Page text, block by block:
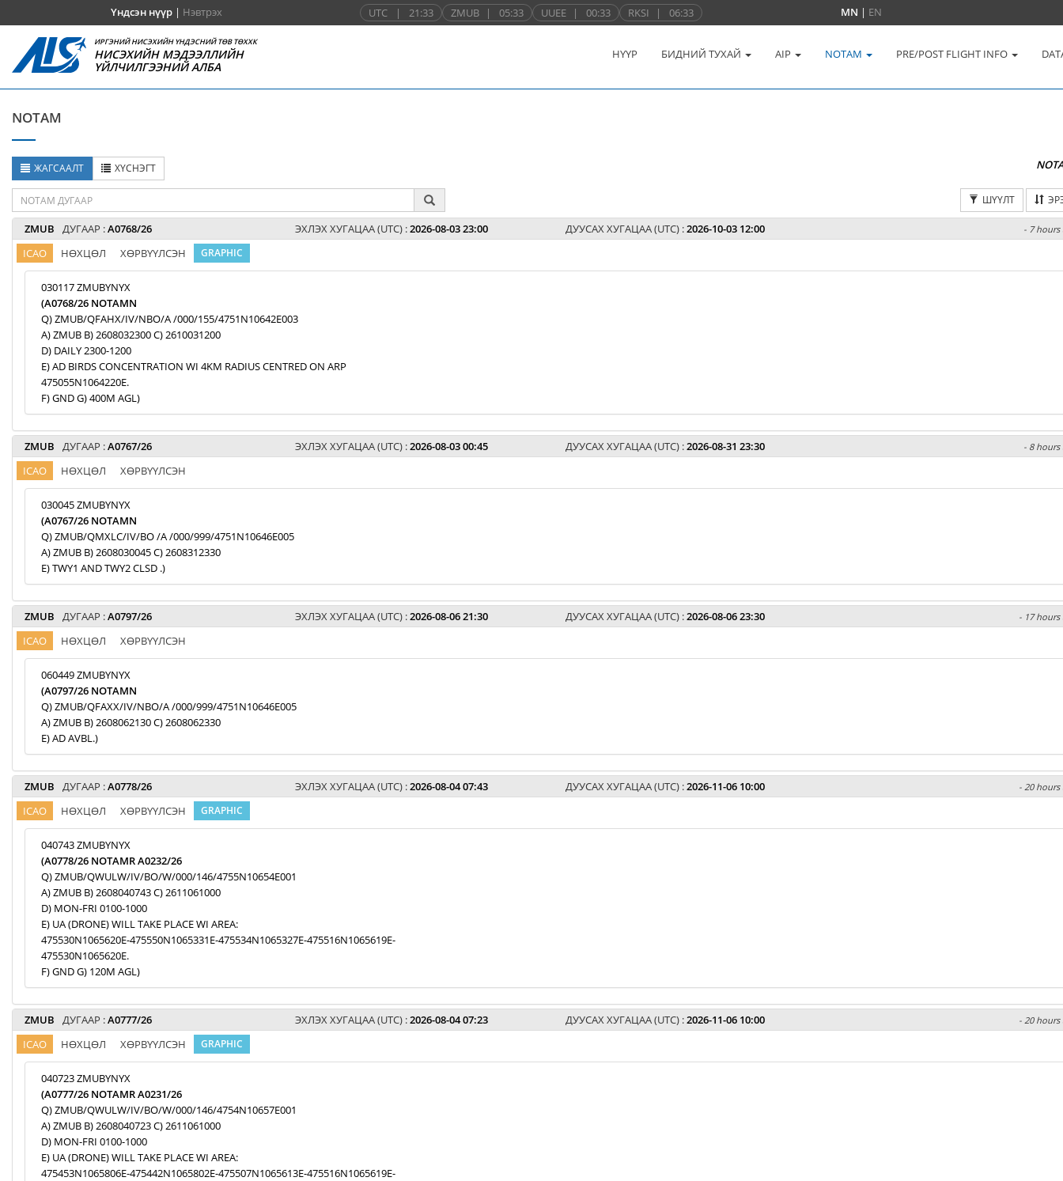
Үндсэн нүүр| Нэвтрэх UTC | 21:33 ZMUB | 05:33 UUEE | 00:33 RKSI | 06:33 MN | EN
ИРГЭНИЙ НИСЭХИЙН ҮНДЭСНИЙ ТӨВ ТӨХХК
НИСЭХИЙН МЭДЭЭЛЛИЙН
ҮЙЛЧИЛГЭЭНИЙ АЛБА
НҮҮР БИДНИЙ ТУХАЙ AIP NOTAM PRE/POST FLIGHT INFO
NOTAM
ЖАГСААЛТ ХҮСНЭГТ
ШҮҮЛТ
ZMUB ДУГААР :A0768/26 ЭХЛЭХ ХУГАЦАА (UTC) :2026-08-03 23:00 ДУУСАХ ХУГАЦАА (UTC) :2026-10-03 12:00 - 7 hours
ICAO НӨХЦӨЛ ХӨРВҮҮЛСЭН GRAPHIC
030117 ZMUBYNYX
(A0768/26 NOTAMN
Q) ZMUB/QFAHX/IV/NBO/A /000/155/4751N10642E003
A) ZMUB B) 2608032300 C) 2610031200
D) DAILY 2300-1200
E) AD BIRDS CONCENTRATION WI 4KM RADIUS CENTRED ON ARP
475055N1064220E.
F) GND G) 400M AGL)
ZMUB ДУГААР :A0767/26 ЭХЛЭХ ХУГАЦАА (UTC) :2026-08-03 00:45 ДУУСАХ ХУГАЦАА (UTC) :2026-08-31 23:30 - 8 hours
ICAO НӨХЦӨЛ ХӨРВҮҮЛСЭН
030045 ZMUBYNYX
(A0767/26 NOTAMN
Q) ZMUB/QMXLC/IV/BO /A /000/999/4751N10646E005
A) ZMUB B) 2608030045 C) 2608312330
E) TWY1 AND TWY2 CLSD .)
ZMUB ДУГААР :A0797/26 ЭХЛЭХ ХУГАЦАА (UTC) :2026-08-06 21:30 ДУУСАХ ХУГАЦАА (UTC) :2026-08-06 23:30 - 17 hours
ICAO НӨХЦӨЛ ХӨРВҮҮЛСЭН
060449 ZMUBYNYX
(A0797/26 NOTAMN
Q) ZMUB/QFAXX/IV/NBO/A /000/999/4751N10646E005
A) ZMUB B) 2608062130 C) 2608062330
E) AD AVBL.)
ZMUB ДУГААР :A0778/26 ЭХЛЭХ ХУГАЦАА (UTC) :2026-08-04 07:43 ДУУСАХ ХУГАЦАА (UTC) :2026-11-06 10:00 - 20 hours
ICAO НӨХЦӨЛ ХӨРВҮҮЛСЭН GRAPHIC
040743 ZMUBYNYX
(A0778/26 NOTAMR A0232/26
Q) ZMUB/QWULW/IV/BO/W/000/146/4755N10654E001
A) ZMUB B) 2608040743 C) 2611061000
D) MON-FRI 0100-1000
E) UA (DRONE) WILL TAKE PLACE WI AREA:
475530N1065620E-475550N1065331E-475534N1065327E-475516N1065619E-
475530N1065620E.
F) GND G) 120M AGL)
ZMUB ДУГААР :A0777/26 ЭХЛЭХ ХУГАЦАА (UTC) :2026-08-04 07:23 ДУУСАХ ХУГАЦАА (UTC) :2026-11-06 10:00 - 20 hours
ICAO НӨХЦӨЛ ХӨРВҮҮЛСЭН GRAPHIC
040723 ZMUBYNYX
(A0777/26 NOTAMR A0231/26
Q) ZMUB/QWULW/IV/BO/W/000/146/4754N10657E001
A) ZMUB B) 2608040723 C) 2611061000
D) MON-FRI 0100-1000
E) UA (DRONE) WILL TAKE PLACE WI AREA:
475453N1065806E-475442N1065802E-475507N1065613E-475516N1065619E-